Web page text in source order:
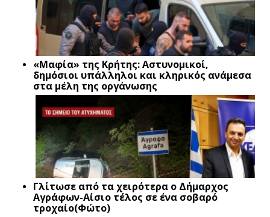
«Μαφία» της Κρήτης: Αστυνομικοί,
δημόσιοι υπάλληλοι και κληρικός ανάμεσα
στα μέλη της οργάνωσης
Γλίτωσε από τα χειρότερα ο Δήμαρχος
Αγράφων-Αίσιο τέλος σε ένα σοβαρό
τροχαίο(Φώτο)